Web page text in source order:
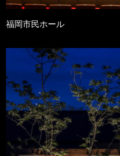
福岡市民ホール